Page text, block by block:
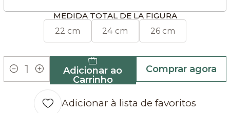
MEDIDA TOTAL DE LA FIGURA
22 cm 24 cm 26 cm
Quantidade
Adicionar ao
Carrinho
Comprar agora
Adicionar à lista de favoritos